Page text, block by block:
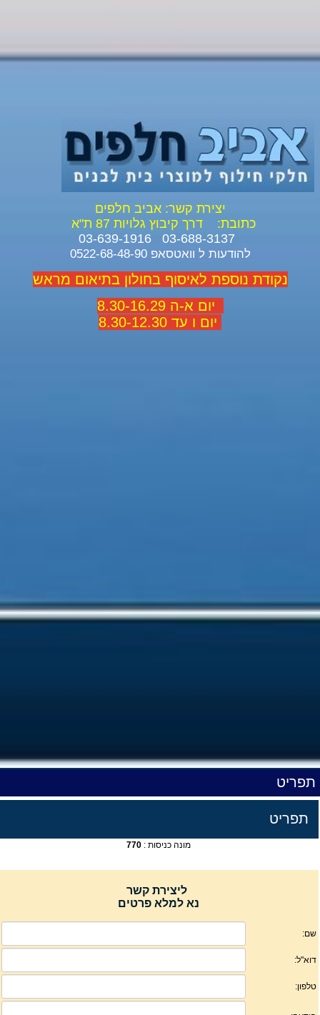
יצירת קשר: אביב חלפים
כתובת:
דרך קיבוץ גלויות 87 ת"א
להודעות ל וואטסאפ 0522-68-48-90
נקודת נוספת לאיסוף בחולון בתיאום מראש
יום א-ה 8.30-16.29
יום ו עד 8.30-12.30
תפריט
תפריט
מונה כניסות : 770
ליצירת קשר
נא למלא פרטים